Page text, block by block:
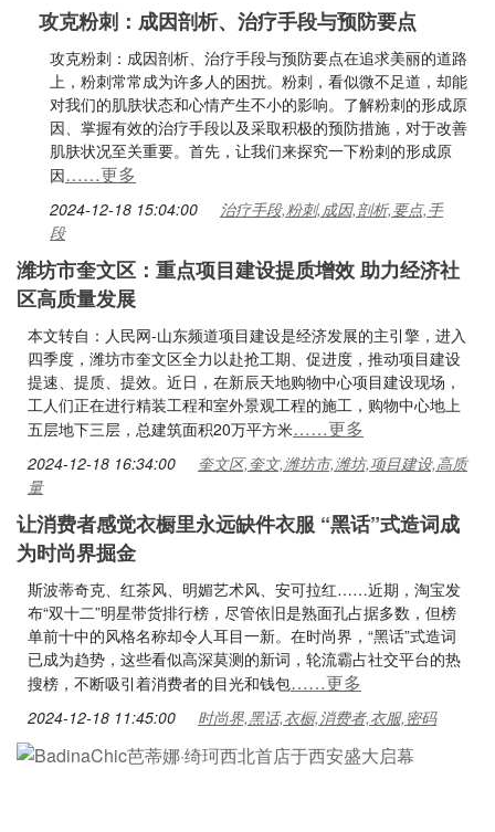
攻克粉刺：成因剖析、治疗手段与预防要点
攻克粉刺：成因剖析、治疗手段与预防要点在追求美丽的道路
上，粉刺常常成为许多人的困扰。粉刺，看似微不足道，却能
对我们的肌肤状态和心情产生不小的影响。了解粉刺的形成原
因、掌握有效的治疗手段以及采取积极的预防措施，对于改善
肌肤状况至关重要。首先，让我们来探究一下粉刺的形成原
因……更多
2024-12-18 15:04:00
治疗手段,粉刺,成因,剖析,要点,手
段
潍坊市奎文区：重点项目建设提质增效 助力经济社
区高质量发展
本文转自：人民网-山东频道项目建设是经济发展的主引擎，进入
四季度，潍坊市奎文区全力以赴抢工期、促进度，推动项目建设
提速、提质、提效。近日，在新辰天地购物中心项目建设现场，
工人们正在进行精装工程和室外景观工程的施工，购物中心地上
五层地下三层，总建筑面积20万平方米……更多
2024-12-18 16:34:00
奎文区,奎文,潍坊市,潍坊,项目建设,高质
量
让消费者感觉衣橱里永远缺件衣服 “黑话”式造词成
为时尚界掘金
斯波蒂奇克、红茶风、明媚艺术风、安可拉红……近期，淘宝发
布“双十二”明星带货排行榜，尽管依旧是熟面孔占据多数，但榜
单前十中的风格名称却令人耳目一新。在时尚界，“黑话”式造词
已成为趋势，这些看似高深莫测的新词，轮流霸占社交平台的热
搜榜，不断吸引着消费者的目光和钱包……更多
2024-12-18 11:45:00 时尚界,黑话,衣橱,消费者,衣服,密码